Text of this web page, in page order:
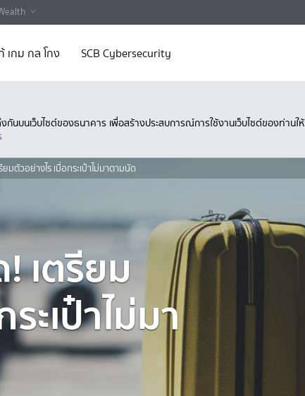
เกม กล โกง SCB Cybersecurity
กันบนเว็บไซต์ของธนาคาร เพื่อสร้างประสบการณ์การใช้งานเว็บไซต์ของท่านให้
ยมตัวอย่างไร เมื่อกระเป๋าไม่มาตามนัด
เตรียม
ะเป๋าไม่มา